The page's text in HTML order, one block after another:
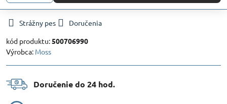
Strážny pes
Doručenia
kód produktu:500706990
Výrobca: Moss
Doručenie do 24 hod​.